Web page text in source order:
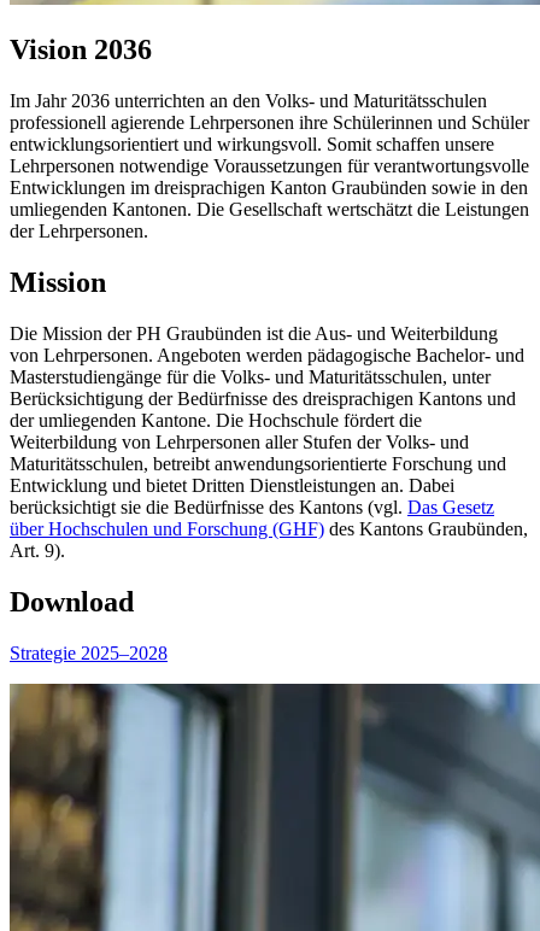
Vision 2036
Im Jahr 2036 unterrichten an den Volks- und Maturitätsschulen
professionell agierende Lehrpersonen ihre Schülerinnen und Schüler
entwicklungsorientiert und wirkungsvoll. Somit schaffen unsere
Lehrpersonen notwendige Voraussetzungen für verantwortungsvolle
Entwicklungen im dreisprachigen Kanton Graubünden sowie in den
umliegenden Kantonen. Die Gesellschaft wertschätzt die Leistungen
der Lehrpersonen.
Mission
Die Mission der PH Graubünden ist die Aus- und Weiterbildung
von Lehrpersonen. Angeboten werden pädagogische Bachelor- und
Masterstudiengänge für die Volks- und Maturitätsschulen, unter
Berücksichtigung der Bedürfnisse des dreisprachigen Kantons und
der umliegenden Kantone. Die Hochschule fördert die
Weiterbildung von Lehrpersonen aller Stufen der Volks- und
Maturitätsschulen, betreibt anwendungsorientierte Forschung und
Entwicklung und bietet Dritten Dienstleistungen an. Dabei
berücksichtigt sie die Bedürfnisse des Kantons (vgl. Das Gesetz
über Hochschulen und Forschung (GHF) des Kantons Graubünden,
Art. 9).
Download
Strategie 2025–2028